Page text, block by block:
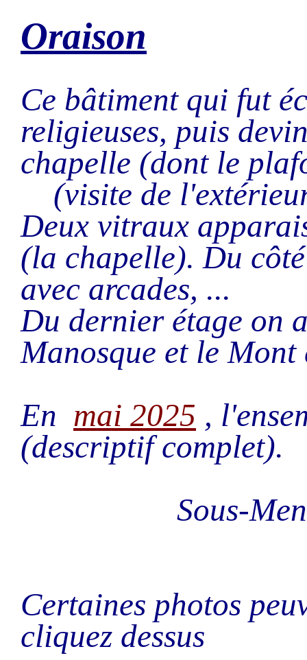
Oraison
Ce bâtiment qui fut
religieuses, puis
chapelle (dont le
(visite de
Deux vitraux
(la chapelle). Du
avec arcades, ...
Du dernier étage on
Manosque et le Mont
En mai 2025 ,
(descriptif complet).
Sous-
Certaines photos
cliquez dessus